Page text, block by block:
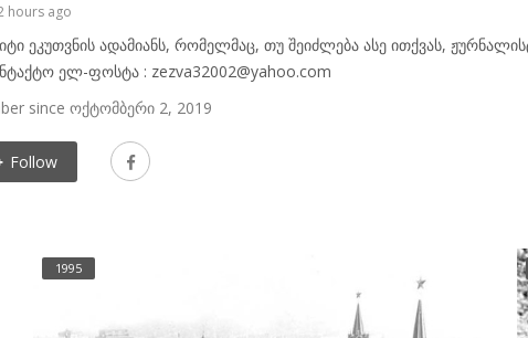
hours ago
ეკუთვნის ადამიანს, რომელმაც, თუ შეიძლება ასე ითქვას,
ელ-ფოსტა : zezva32002@yahoo.com
since ოქტომბერი 2, 2019
Follow
1995